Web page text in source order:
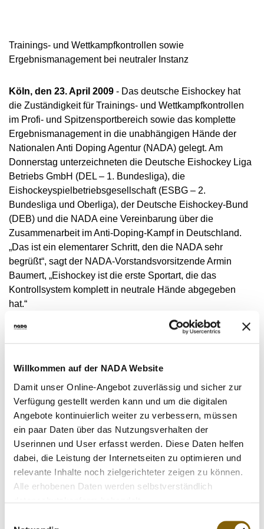
Willkommen auf der NADA Website
Damit unser Online-Angebot zuverlässig und sicher zur
Verfügung gestellt werden kann und um die digitalen
Angebote kontinuierlich weiter zu verbessern, müssen
ein paar Daten über das Nutzungsverhalten der
Userinnen und User erfasst werden. Diese Daten helfen
dabei, die Leistung der Internetseiten zu optimieren und
relevante Inhalte noch zielgerichteter zeigen zu können.
Alle erhobenen Daten werden selbstverständlich
COMMISSIONS
INTERNAL WHISTLEBLOWER TOOL
SANCTIONS
OVERVIEW
RESULTS MANAGEMENT
DISCIPLINARY PROCEEDING
SPORT JURISDICTION
INTELLIGENCE AND INVESTIGATIONS
DATA PROTECTION
ANTI-DOPING LAW
ASTHMA MEDICATION IN SPORT
TESTOSTERONE IN SPORTS
OVERVIEW
PROHIBITED LIST
IN CASE OF DISEASE: THERAPEUTIC USE
EXEMPTION (TUE)
OVERVIEW
REGULATION FOR NON-TESTING POOL
ATHLETES
REGULATION FOR TESTING POOL ATHLETES
DIGITAL LIST OF PERMITTED
PHARMACEUTICALS
NADAMED
DOPING TRAPS
TESTING PROGRAMME
OVERVIEW
TESTING PROCESS
DOPING ANALYTICS
PARTICIPANTS IN THE CONTROL PROCESS
OVERVIEW
TESTPOOLS
RISK GROUPS
WHEREABOUTS INFORMATION
IN-COMPETITION TESTING
ADAMS
MEDICATION CONTROLS FOR HORSES
OVERVIEW
TRAINING COURSES
E-LEARNING
SERVICE
NEWS
MEDIA
BLOG
CALENDER
DOWNLOADS
SCIENTIFIC PUBLICATIONS
KNOWLEDGE CENTRE
FAQ
VIDEOS
NEWSLETTER
JOBS
DIGITAL RESOURCES
Trainings- und Wettkampfkontrollen sowie
Ergebnismanagement bei neutraler Instanz
Köln, den 23. April 2009 - Das deutsche Eishockey hat
die Zuständigkeit für Trainings- und Wettkampfkontrollen
im Profi- und Spitzensportbereich sowie das komplette
Ergebnismanagement in die unabhängigen Hände der
Nationalen Anti Doping Agentur (NADA) gelegt. Am
Donnerstag unterzeichneten die Deutsche Eishockey Liga
Betriebs GmbH (DEL – 1. Bundesliga), die
Eishockeyspielbetriebsgesellschaft (ESBG – 2.
Bundesliga und Oberliga), der Deutsche Eishockey-Bund
(DEB) und die NADA eine Vereinbarung über die
Zusammenarbeit im Anti-Doping-Kampf in Deutschland.
„Das ist ein elementarer Schritt, den die NADA sehr
begrüßt“, sagt der NADA-Vorstandsvorsitzende Armin
Baumert, „Eishockey ist die erste Sportart, die das
Kontrollsystem komplett in neutrale Hände abgegeben
hat.“
Bisher war die NADA ausschließlich für die
Die Verantwortung für die Wettkampfkontrollen und für das
Vom 1. Mai 2009 an wird die NADA neben den
Trainingskontrollen für Verband und den Profibereich auch
die Wettkampfkontrollen im Eishockey übernehmen. Zu
den Trainingskontrollen im DEB kommen nun noch 230
Trainings- und Wettkampfkontrollen der DEL und der
ESBG dazu. Darüberhinaus ist die NADA künftig auch für
das Ergebnismanagement verantwortlich. Zum ersten Mal
in Deutschland liegt somit das Dopingkontrollsystem im
vom Sport unabhängigen Institution. Hierzu meint DEL-